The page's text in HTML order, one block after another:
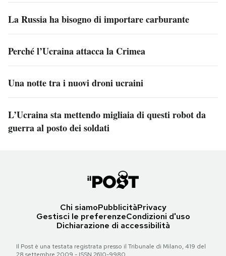
La Russia ha bisogno di importare carburante
Perché l’Ucraina attacca la Crimea
Una notte tra i nuovi droni ucraini
L’Ucraina sta mettendo migliaia di questi robot da
guerra al posto dei soldati
Chi siamoPubblicitàPrivacy
Gestisci le preferenzeCondizioni d'uso
Dichiarazione di accessibilità
Il Post è una testata registrata presso il Tribunale di Milano, 419 del